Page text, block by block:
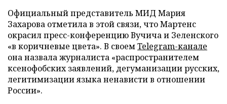
Официальный представитель МИД Мария
Захарова отметила в этой связи, что Мартенс
окрасил пресс-конференцию Вучича и Зеленского
«в коричневые цвета». В своемTelegram-канале
она назвала журналиста «распространителем
ксенофобских заявлений, дегуманизации русских,
легитимизации языка ненависти в отношении
России».